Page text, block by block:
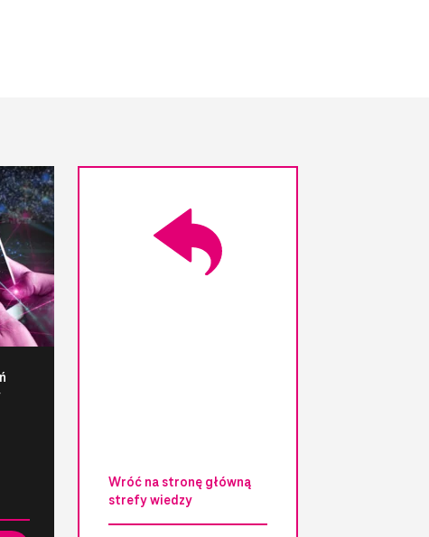
Wróć na stronę główną
strefy wiedzy